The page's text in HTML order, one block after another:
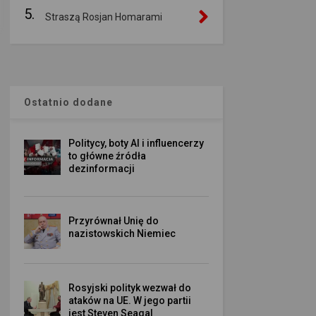
5. Straszą Rosjan Homarami
Ostatnio dodane
Politycy, boty AI i influencerzy
to główne źródła
dezinformacji
Przyrównał Unię do
nazistowskich Niemiec
Rosyjski polityk wezwał do
ataków na UE. W jego partii
jest Steven Seagal